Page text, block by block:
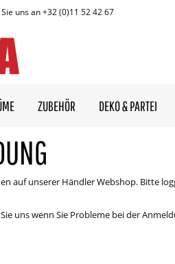
uns an +32 (0)11 52 42 67
ZUBEHÖR DEKO & PARTEI
auf unserer Händler Webshop. Bitte
uns wenn Sie Probleme bei der